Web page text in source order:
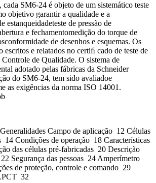
cada SM6-24 é objeto de um sistemático teste
objetivo garantir a qualidade e a
estanqueidadeteste de pressão de
e fechamentomedição do torque de
de desenhos e esquemas. Os
escritos e relatados no certiﬁ cado de teste de
de Qualidade. O sistema de
adotado pelas fábricas da Schneider
do SM6-24, tem sido avaliadoe
as exigências da norma ISO 14001.
Campo de aplicação 12 Células
14 Condições de operação 18 Características
das células pré-fabricadas 20 Descrição
Segurança das pessoas 24 Amperímetro
de proteção, controle e comando 29
32